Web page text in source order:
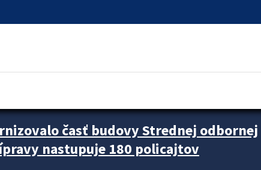
časť budovy Strednej odbornej
nastupuje 180 policajtov